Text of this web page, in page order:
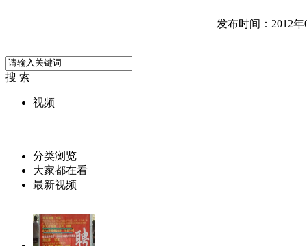
发布时间：2012年
搜 索
视频
分类浏览
大家都在看
最新视频